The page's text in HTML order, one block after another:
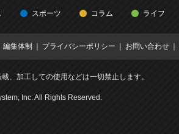
スポーツ コラム ライフ
編集体制 プライバシーポリシー お問い合わせ
、加工しての使用などは一切禁止します。
Inc. All Rights Reserved.